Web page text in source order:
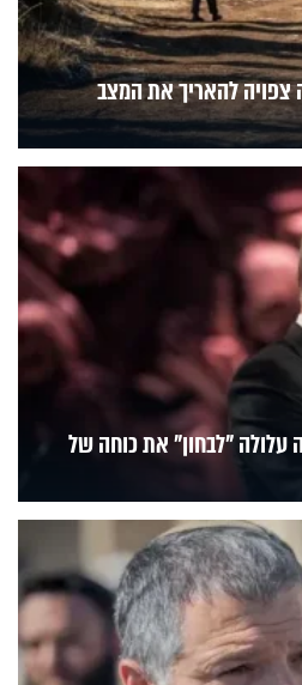
להאריך את המצב
עלולה "לבחון" את כוחה של